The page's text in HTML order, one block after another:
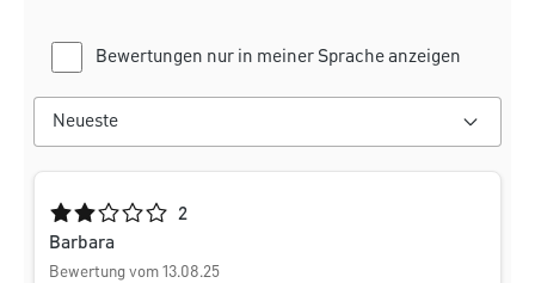
Bewertungen nur in meiner Sprache anzeigen
Durchschnittliche Bewertung von 2 von 5 Sternen
2
Barbara
Bewertung vom 13.08.25